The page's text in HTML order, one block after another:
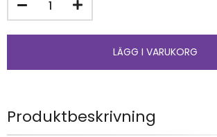
Produktbeskrivning